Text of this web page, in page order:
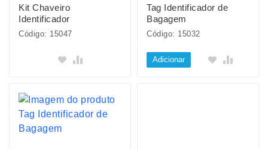
Kit Chaveiro
Identificador
Código: 15047
Tag Identificador de
Bagagem
Código: 15032
Adicionar